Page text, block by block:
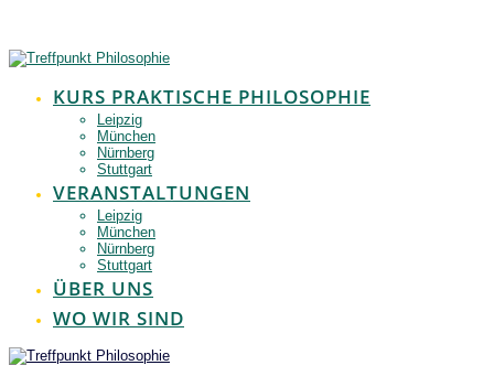
springen
KURS PRAKTISCHE PHILOSOPHIE
Leipzig
München
Nürnberg
Stuttgart
VERANSTALTUNGEN
Leipzig
München
Nürnberg
Stuttgart
ÜBER UNS
WO WIR SIND